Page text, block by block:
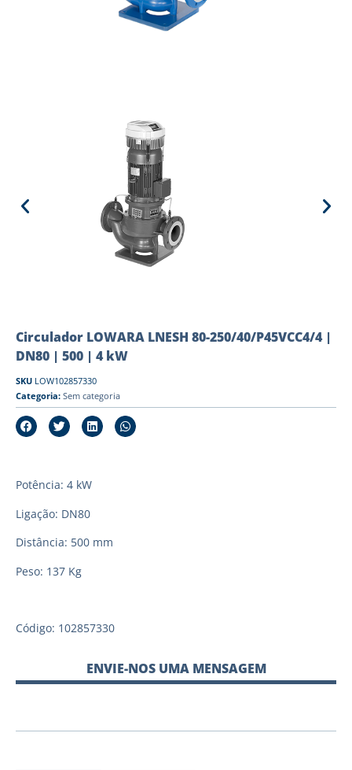
Circulador LOWARA LNESH 80-250/40/P45VCC4/4 |
DN80 | 500 | 4 kW
SKU LOW102857330
Categoria: Sem categoria
Potência: 4 kW
Ligação: DN80
Distância: 500 mm
Peso: 137 Kg
Código: 102857330
ENVIE-NOS UMA MENSAGEM